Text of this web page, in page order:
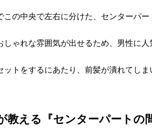
の中央で左右に分けた、センターパー
しゃれな雰囲気が出せるため、男性に人
ットをするにあたり、前髪が潰れてし
教える『センターパートの